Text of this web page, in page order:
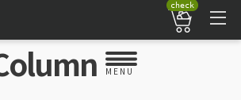
check
MENU